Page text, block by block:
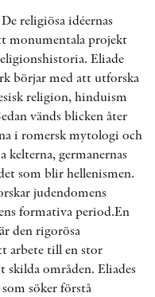
religiösa idéernas
monumentala projekt
Eliade
börjar med att utforska
religion, hinduism
vänds blicken åter
i romersk mytologi och
germanernas
som blir hellenismen.
judendomens
formativa period.En
den rigorösa
arbete till en stor
områden. Eliades
söker förstå